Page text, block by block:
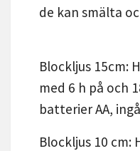
de kan smälta
Blockljus 15cm:
med 6 h på och
batterier AA,
Blockljus 10 cm: